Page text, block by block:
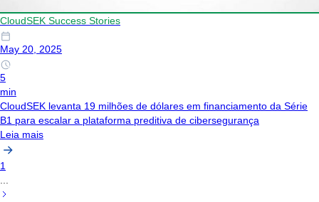
CloudSEK Success Stories
May 20, 2025
5
min
CloudSEK levanta 19 milhões de dólares em financiamento da Série
B1 para escalar a plataforma preditiva de cibersegurança
Leia mais
1
...